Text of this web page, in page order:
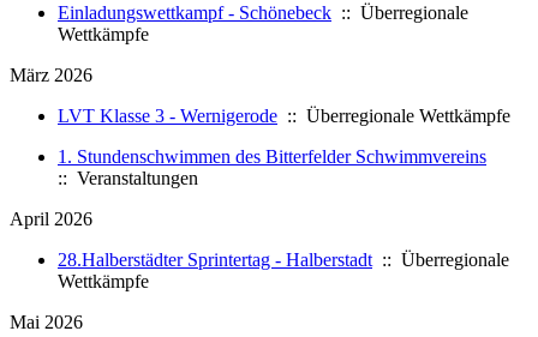
Einladungswettkampf - Schönebeck :: Überregionale
Wettkämpfe
März 2026
LVT Klasse 3 - Wernigerode :: Überregionale Wettkämpfe
1. Stundenschwimmen des Bitterfelder Schwimmvereins
:: Veranstaltungen
April 2026
28.Halberstädter Sprintertag - Halberstadt :: Überregionale
Wettkämpfe
Mai 2026